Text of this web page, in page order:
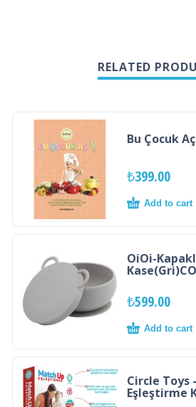
RELATED
Bu Çocuk
₺399.00
Add to cart
OiOi-
₺599.00
Add to cart
Circle Toys
Eşleştirme